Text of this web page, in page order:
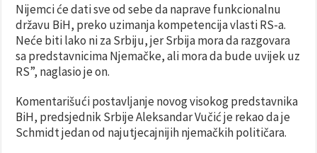
Nijemci će dati sve od sebe da naprave funkcionalnu
državu BiH, preko uzimanja kompetencija vlasti RS-a.
Neće biti lako ni za Srbiju, jer Srbija mora da razgovara
sa predstavnicima Njemačke, ali mora da bude uvijek uz
RS”, naglasio je on.
Komentarišući postavljanje novog visokog predstavnika
BiH, predsjednik Srbije Aleksandar Vučić je rekao da je
Schmidt jedan od najutjecajnijih njemačkih političara.